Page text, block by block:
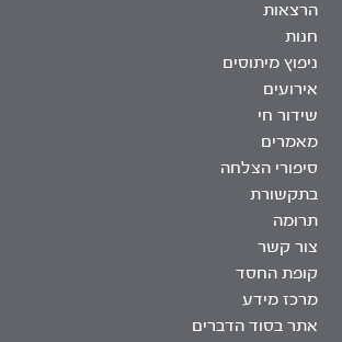
הרצאות
חנות
ניפוץ מיתוסים
אירועים
שידור חי
מאמרים
סיפורי הצלחה
בתקשורת
תרומה
צור קשר
קופת החסד
מרכז מידע
אתר בסוד הדברים